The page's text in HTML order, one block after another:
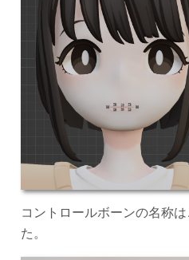
コントロールボーンの名称
た。